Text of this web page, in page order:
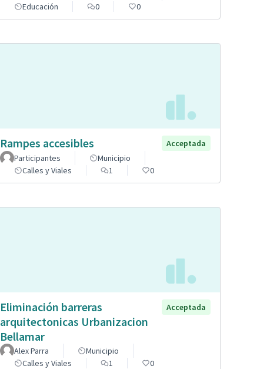
Educación
0 0
Rampes accesibles
Acceptada
Participantes
Municipio
Calles y Viales
1 0
Eliminación barreras
arquitectonicas Urbanizacion
Bellamar
Acceptada
Alex Parra
Municipio
Calles y Viales
1 0